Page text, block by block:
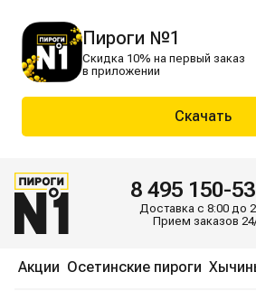
Пироги №1
Скидка 10% на первый заказ
в приложении
Скачать
8 495 150-
Доставка с 8:00 до
Прием заказов
Акции Осетинские пироги